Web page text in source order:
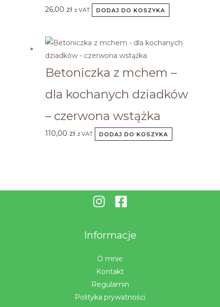
26,00 zł z VAT DODAJ DO KOSZYKA
Betoniczka z mchem –
dla kochanych dziadków
– czerwona wstążka
110,00 zł z VAT DODAJ DO KOSZYKA
Informacje
O mnie
Kontakt
Regulamin
Polityka prywatności